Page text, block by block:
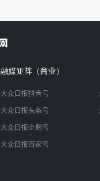
融媒矩阵（商业）
大众日报抖音号
大众日报头条号
大众日报企鹅号
大众日报百家号